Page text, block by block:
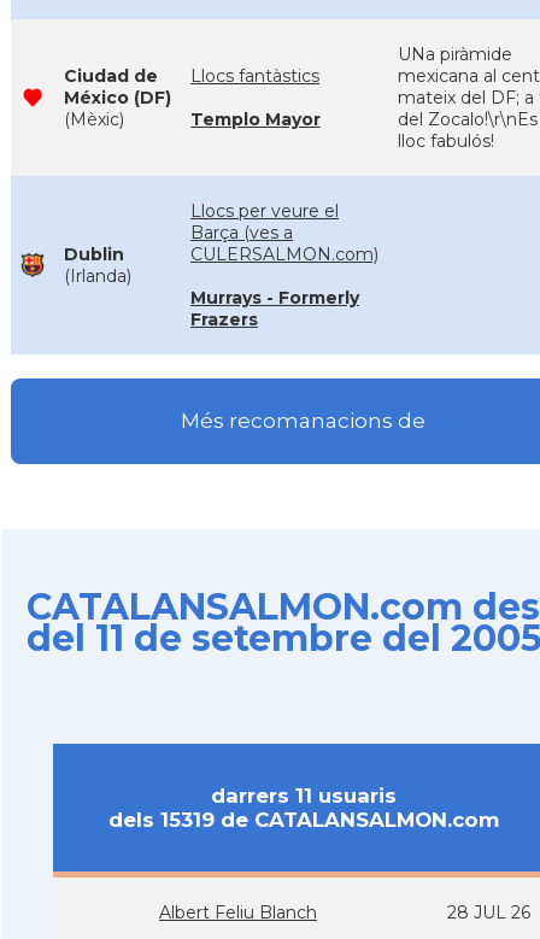
Ciudad de
México (DF)
(Mèxic)
Llocs fantàstics
Templo Mayor
UNa piràmide
mexicana al
mateix del DF; a
del
lloc fabulós!
Dublin
(Irlanda)
Llocs per veure el
Barça (ves a
CULERSALMON.com)
Murrays - Formerly
Frazers
Més recomanacions de
CATALANSALMON.com des
del 11 de setembre del
darrers 11 usuaris
dels 15319 de CATALANSALMON.com
Albert Feliu Blanch 28 JUL 26